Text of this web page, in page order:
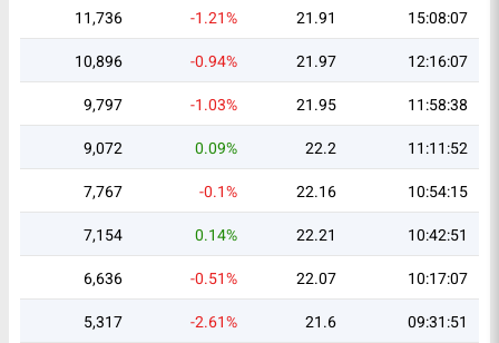
15:08:07
21.91
-1.21%
11,736
12:16:07
21.97
-0.94%
10,896
11:58:38
21.95
-1.03%
9,797
11:11:52
22.2
0.09%
9,072
10:54:15
22.16
-0.1%
7,767
10:42:51
22.21
0.14%
7,154
10:17:07
22.07
-0.51%
6,636
09:31:51
21.6
-2.61%
5,317